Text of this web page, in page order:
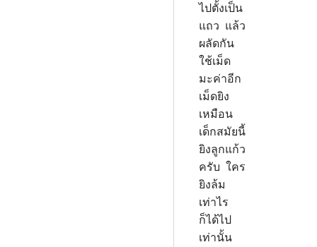
ไปตั้งเป็น
แถว แล้ว
ผลัดกัน
ใช้เม็ด
มะค่าอีก
เม็ดยิง
เหมือน
เด็กสมัยนี้
ยิงลูกแก้ว
ครับ ใคร
ยิงล้ม
เท่าไร
ก็ได้ไป
เท่านั้น